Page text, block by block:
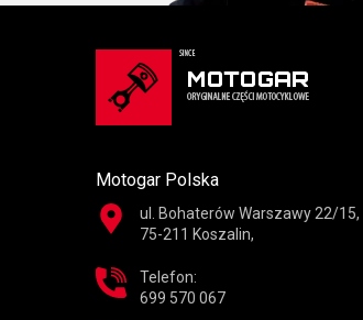
Motogar Polska
ul. Bohaterów Warszawy 22/15,
75-211 Koszalin,
Telefon:
699 570 067